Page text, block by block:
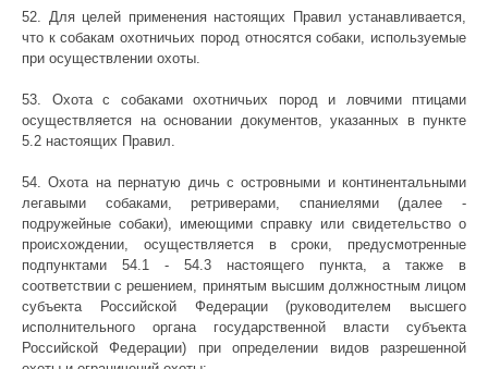
52. Для целей применения настоящих Правил устанавливается,
что к собакам охотничьих пород относятся собаки, используемые
при осуществлении охоты.
53. Охота с собаками охотничьих пород и ловчими птицами
осуществляется на основании документов, указанных в пункте
5.2 настоящих Правил.
54. Охота на пернатую дичь с островными и континентальными
легавыми собаками, ретриверами, спаниелями (далее -
подружейные собаки), имеющими справку или свидетельство о
происхождении, осуществляется в сроки, предусмотренные
подпунктами 54.1 - 54.3 настоящего пункта, а также в
соответствии с решением, принятым высшим должностным лицом
субъекта Российской Федерации (руководителем высшего
исполнительного органа государственной власти субъекта
Российской Федерации) при определении видов разрешенной